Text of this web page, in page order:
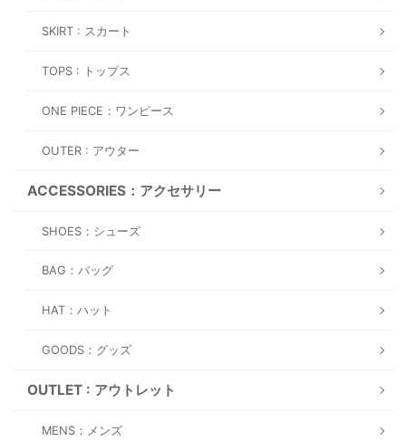
SKIRT : スカート
TOPS : トップス
ONE PIECE：ワンピース
OUTER : アウター
ACCESSORIES：アクセサリー
SHOES：シューズ
BAG：バッグ
HAT：ハット
GOODS：グッズ
OUTLET : アウトレット
MENS：メンズ